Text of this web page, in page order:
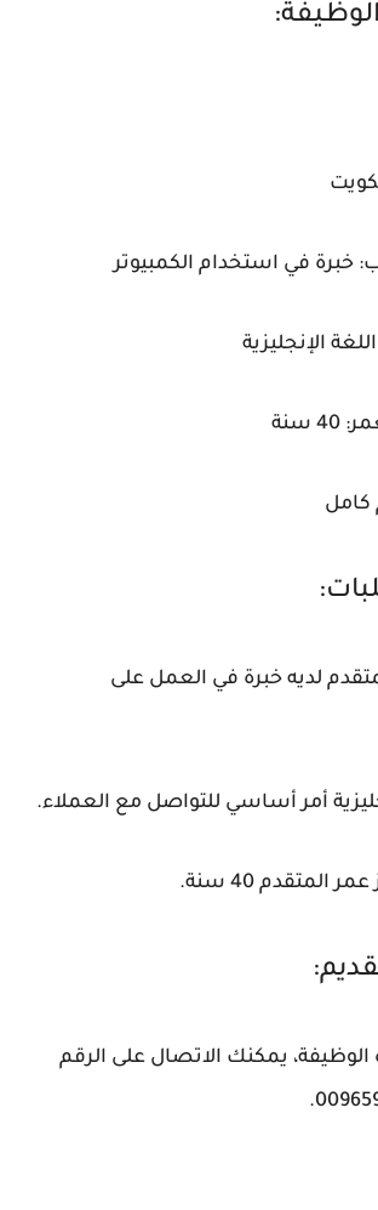
خبرة في استخدام الكمبيوتر
الإنجليزية
سنة
كامل
لديه خبرة في العمل على
أمر أساسي للتواصل مع العملاء.
المتقدم 40 سنة.
الوظيفة، يمكنك الاتصال على الرقم